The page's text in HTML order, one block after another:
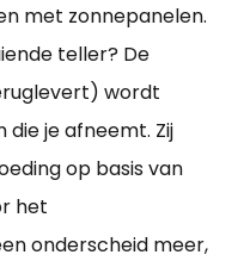
met zonnepanelen.
teller? De
wordt
je afneemt. Zij
op basis van
het
onderscheid meer,